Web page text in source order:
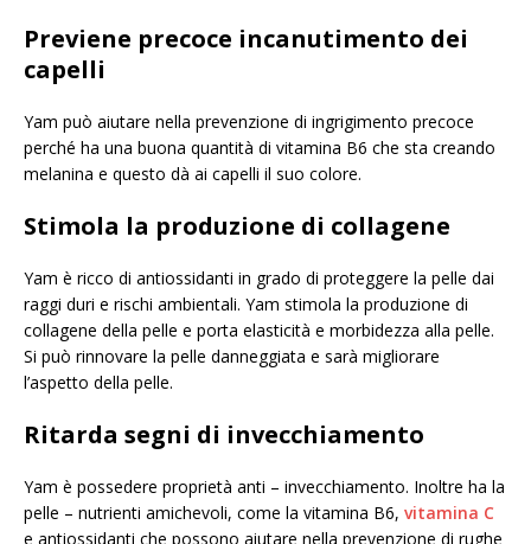
Previene precoce incanutimento dei
capelli
Yam può aiutare nella prevenzione di ingrigimento precoce
perché ha una buona quantità di vitamina B6 che sta creando
melanina e questo dà ai capelli il suo colore.
Stimola la produzione di collagene
Yam è ricco di antiossidanti in grado di proteggere la pelle dai
raggi duri e rischi ambientali. Yam stimola la produzione di
collagene della pelle e porta elasticità e morbidezza alla pelle.
Si può rinnovare la pelle danneggiata e sarà migliorare
l’aspetto della pelle.
Ritarda segni di invecchiamento
Yam è possedere proprietà anti – invecchiamento. Inoltre ha la
pelle – nutrienti amichevoli, come la vitamina B6, vitamina C
e antiossidanti che possono aiutare nella prevenzione di rughe